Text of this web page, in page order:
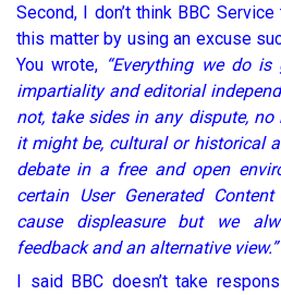
Second, I don’t think BBC
this matter by using an excuse
You wrote, “Everything we do
impartiality and editorial
not, take sides in any dispute,
it might be, cultural or historical
debate in a free and open
certain User Generated
cause displeasure but we
feedback and an alternative view.”
I said BBC doesn’t take